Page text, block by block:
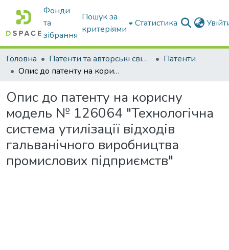
Фонди
та
зібрання
Пошук за
критеріями
Статистика
Головна Патенти та авторські свідоцтва
Патенти
Опис до патенту на корисну модель № 126064 "Технологічна система утилізації відходів гальванічного виробництва промислових підприємств"
Опис до патенту на корисну
модель № 126064 "Технологічна
система утилізації відходів
гальванічного виробництва
промислових підприємств"